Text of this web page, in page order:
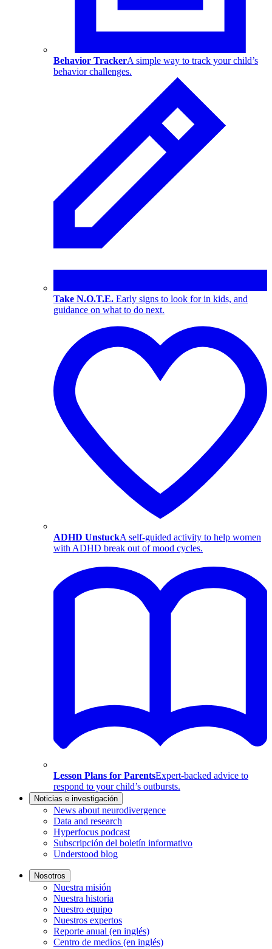
Behavior TrackerA simple way to track your child’s
behavior challenges.
Take N.O.T.E. Early signs to look for in kids, and
guidance on what to do next.
ADHD UnstuckA self-guided activity to help women
with ADHD break out of mood cycles.
Lesson Plans for ParentsExpert-backed advice to
respond to your child’s outbursts.
Noticias e investigación
News about neurodivergence
Data and research
Hyperfocus podcast
Subscripción del boletín informativo
Understood blog
Nosotros
Nuestra misión
Nuestra historia
Nuestro equipo
Nuestros expertos
Reporte anual (en inglés)
Centro de medios (en inglés)